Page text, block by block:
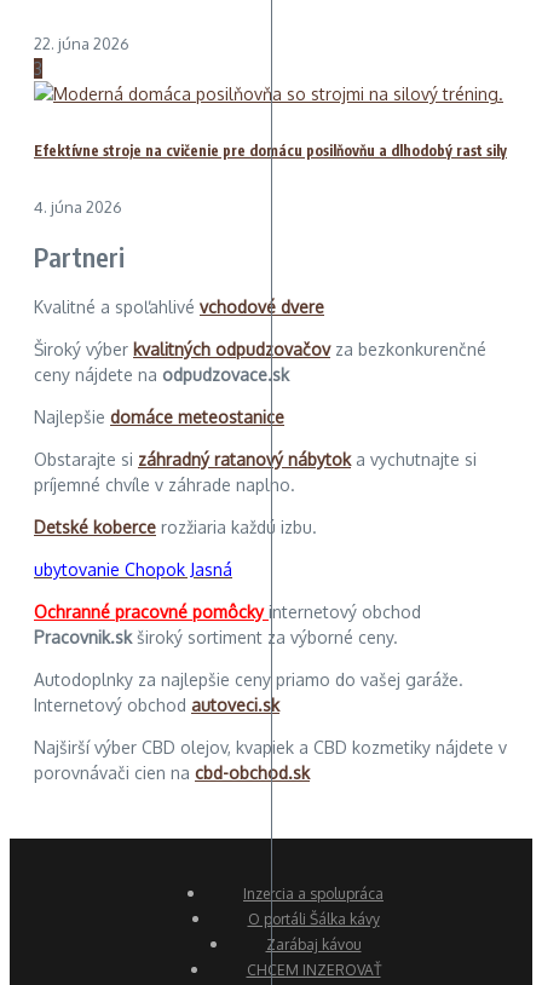
22. júna 2026
3
Efektívne stroje na cvičenie pre domácu posilňovňu a dlhodobý rast sily
4. júna 2026
Partneri
Kvalitné a spoľahlivé vchodové dvere
Široký výber kvalitných odpudzovačovza bezkonkurenčné
ceny nájdete na odpudzovace.sk
Najlepšie domáce meteostanice
Obstarajte si záhradný ratanový nábytoka vychutnajte si
príjemné chvíle v záhrade naplno.
Detské koberce rozžiaria každú izbu.
ubytovanie Chopok Jasná
Ochranné pracovné pomôckyinternetový obchod
Pracovnik.skširoký sortiment za výborné ceny.
Autodoplnky za najlepšie ceny priamo do vašej garáže.
Internetový obchod autoveci.sk
Najširší výber CBD olejov, kvapiek a CBD kozmetiky nájdete v
porovnávači cien na cbd-obchod.sk
Inzercia a spolupráca
O portáli Šálka kávy
Zarábaj kávou
CHCEM INZEROVAŤ